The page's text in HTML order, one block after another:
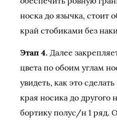
носка до язычка, стоит
край стобиками без
Этап 4. Далее
цвета по обоим углам
увидеть, как это
края носика до другого
бортику полус/н 1 ряд.